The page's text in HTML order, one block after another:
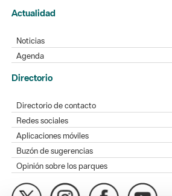
Actualidad
Noticias
Agenda
Directorio
Directorio de contacto
Redes sociales
Aplicaciones móviles
Buzón de sugerencias
Opinión sobre los parques